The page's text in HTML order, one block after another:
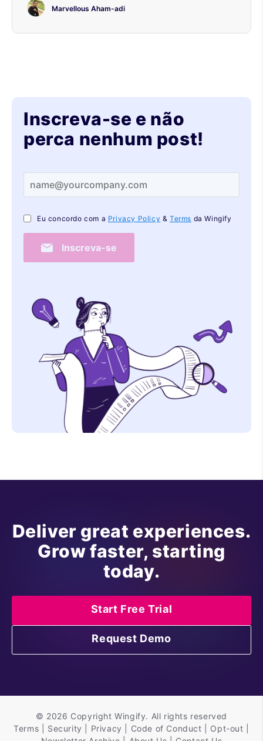
Marvellous Aham-adi
Inscreva-se e não
perca nenhum post!
Inscreva-se
Eu concordo com a Privacy Policy &Terms da Wingify
Deliver great experiences.
Grow faster, starting
today.
Start Free Trial
Request Demo
© 2026 CopyrightWingify. All rights reserved
Terms
Security Privacy Code of Conduct Opt-out